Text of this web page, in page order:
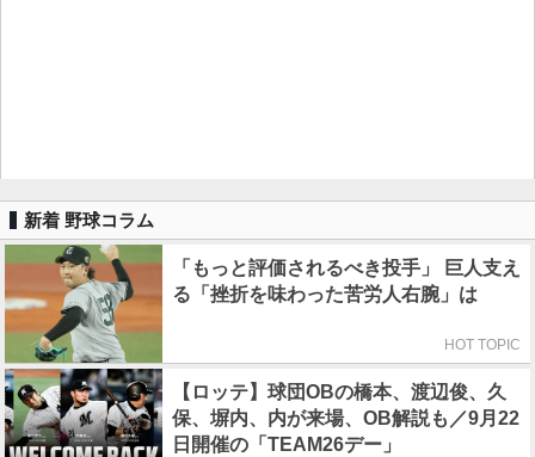
新着 野球コラム
「もっと評価されるべき投手」 巨人支え
る「挫折を味わった苦労人右腕」は
HOT TOPIC
【ロッテ】球団OBの橋本、渡辺俊、久
保、塀内、内が来場、OB解説も／9月22
日開催の「TEAM26デー」